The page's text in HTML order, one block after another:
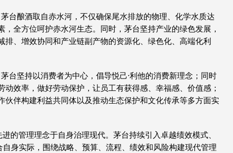
台酿酒取自赤水河，不仅确保尾水排放的物理、化学水质达
全方位呵护赤水河生态。同时，茅台坚持产业的绿色发展，
排、增效协同和产业链副产物的资源化、绿色化、高端化利
台坚持以消费者为中心，倡导悦己·利他的消费新理念；同时
效率，做好劳动保护，让员工有获得感、幸福感、价值感；
伙伴构建利益共同体以及推动生态保护和文化传承等多方面实
的管理理念于自身治理现代。茅台持续引入卓越绩效模式、
身实际，围绕战略、预算、流程、绩效和风险构建现代管理